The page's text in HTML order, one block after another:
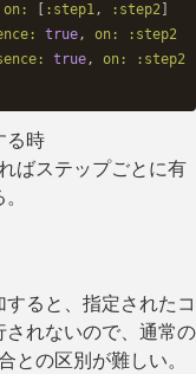
on: :step1, :step2
true,
on: :step2
true,
on: :step2
る時
ばステップごとに有
ると、指定されたコ
れないので、通常の
の区別が難しい。